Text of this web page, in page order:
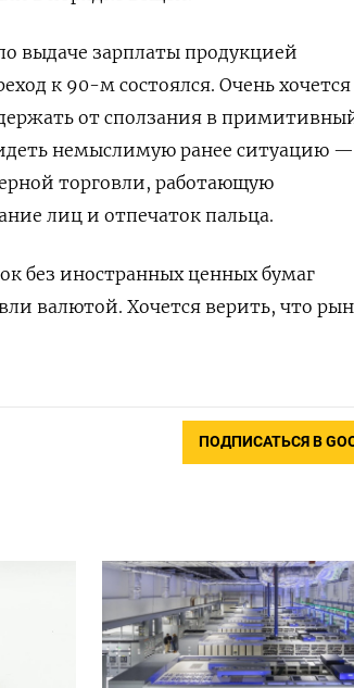
выдаче зарплаты продукцией
к 90-м состоялся. Очень хочется
от сползания в
немыслимую ранее ситуацию —
торговли, работающую
лиц и отпечаток пальца.
без иностранных ценных бумаг
валютой. Хочется верить, что
ПОДПИСАТЬСЯ В